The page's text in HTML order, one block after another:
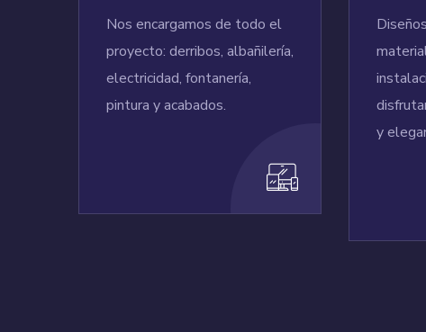
Nos encargamos de todo el
proyecto: derribos, albañilería,
electricidad, fontanería,
pintura y acabados.
y